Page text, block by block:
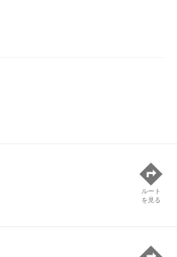
ルート
を見る